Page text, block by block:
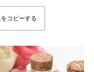
コピーする